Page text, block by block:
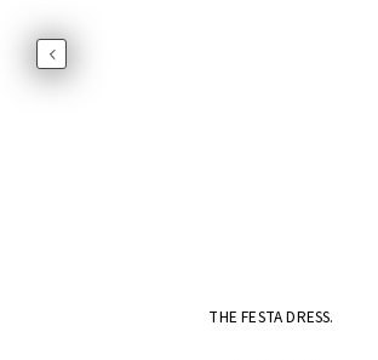
Previous
THE FESTA DRESS.